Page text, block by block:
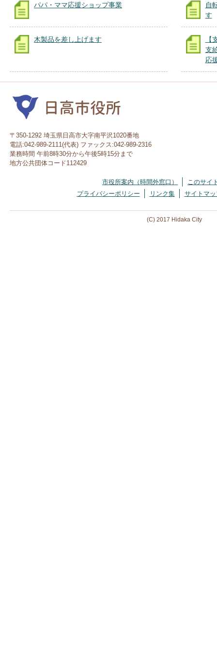
パパ・ママ応援ショップ事業
自
す
木製品を差し上げます
【
支
応
〒350-1292 埼玉県日高市大字南平沢1020番地
電話:042-989-2111(代表) ファックス:042-989-2316
業務時間 午前8時30分から午後5時15分まで
地方公共団体コード112429
市役所案内（時間外窓口）
このサイ
プライバシーポリシー
リンク集 サイトマッ
(C) 2017 Hidaka City